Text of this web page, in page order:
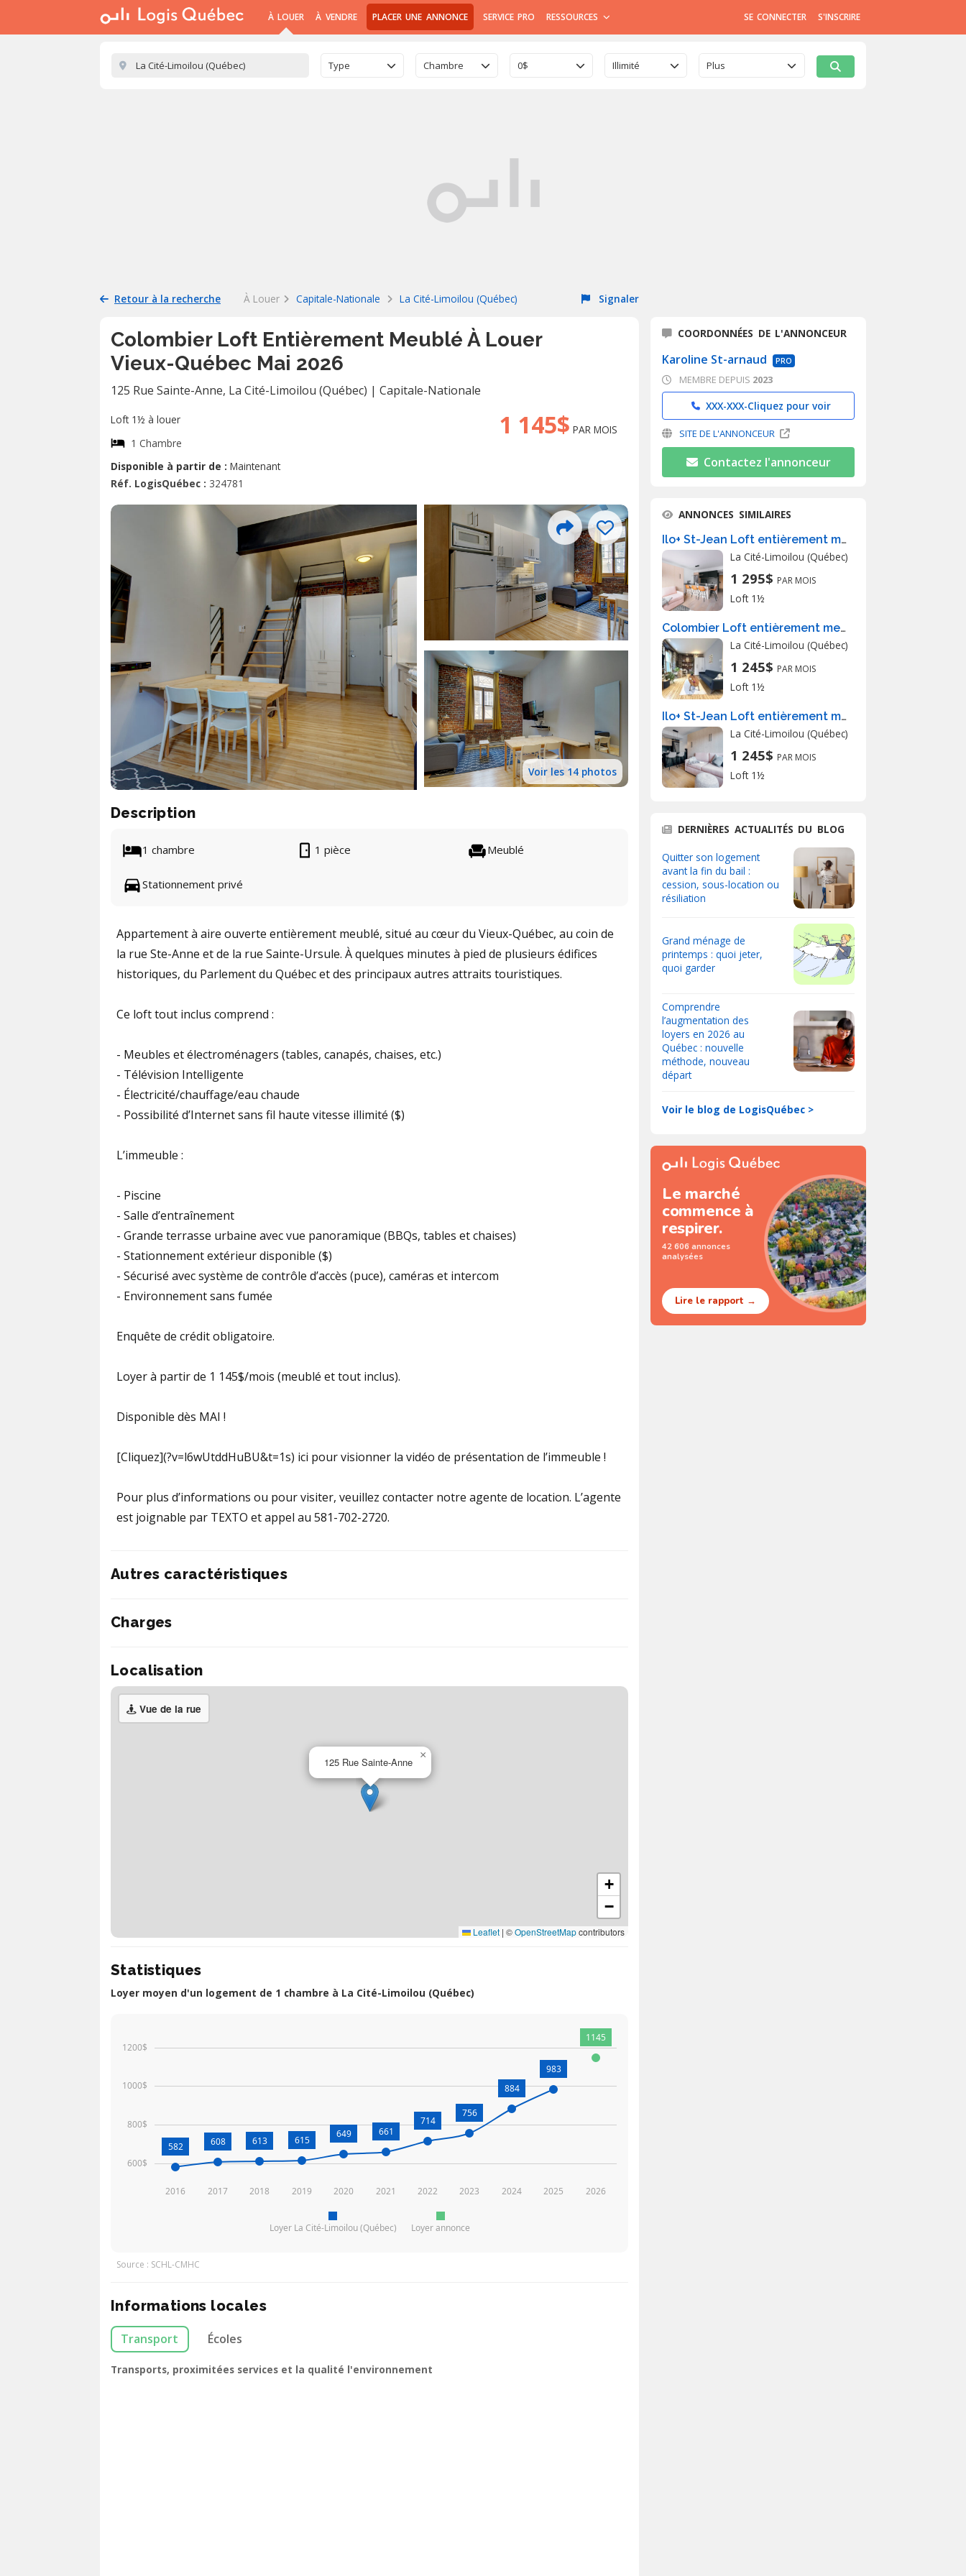
À LOUER À VENDRE PLACER UNE ANNONCE SERVICE PRO RESSOURCES SE CONNECTER S'INSCRIRE
Type Chambre 0$ Illimité Plus
Retour à la recherche À Louer Capitale-Nationale La Cité-Limoilou (Québec) Signaler
Colombier Loft Entièrement Meublé À Louer
Vieux-Québec Mai 2026
125 Rue Sainte-Anne, La Cité-Limoilou (Québec) | Capitale-Nationale
1 145$ PAR MOIS
Loft 1½ à louer
1 Chambre
Disponible à partir de : Maintenant
Réf. LogisQuébec : 324781
Voir les 14 photos
Description
1 chambre 1 pièce Meublé
Stationnement privé
Appartement à aire ouverte entièrement meublé, situé au cœur du Vieux-Québec, au coin de
la rue Ste-Anne et de la rue Sainte-Ursule. À quelques minutes à pied de plusieurs édifices
historiques, du Parlement du Québec et des principaux autres attraits touristiques.
Ce loft tout inclus comprend :
- Meubles et électroménagers (tables, canapés, chaises, etc.)
- Télévision Intelligente
- Électricité/chauffage/eau chaude
- Possibilité d’Internet sans fil haute vitesse illimité ($)
L’immeuble :
- Piscine
- Salle d’entraînement
- Grande terrasse urbaine avec vue panoramique (BBQs, tables et chaises)
- Stationnement extérieur disponible ($)
- Sécurisé avec système de contrôle d’accès (puce), caméras et intercom
- Environnement sans fumée
Enquête de crédit obligatoire.
Loyer à partir de 1 145$/mois (meublé et tout inclus).
Disponible dès MAI !
[Cliquez](?v=l6wUtddHuBU&t=1s) ici pour visionner la vidéo de présentation de l’immeuble !
Pour plus d’informations ou pour visiter, veuillez contacter notre agente de location. L’agente
est joignable par TEXTO et appel au 581-702-2720.
Autres caractéristiques
Charges
Localisation
Vue de la rue
125 Rue Sainte-Anne
×
+
−
Leaflet | ©OpenStreetMapcontributors
Statistiques
Loyer moyen d'un logement de 1 chambre à La Cité-Limoilou (Québec)
Loyer La Cité-Limoilou (Québec) Loyer annonce
2016 2017 2018 2019 2020 2021 2022 2023 2024 2025 2026
600$
800$
1000$
1200$
582 608 613 615
649 661
714
756
884
983
1145
Source : SCHL-CMHC
Informations locales
Transport Écoles
Transports, proximitées services et la qualité l'environnement
COORDONNÉES DE L'ANNONCEUR
Karoline St-arnaud PRO
MEMBRE DEPUIS 2023
XXX-XXX-Cliquez pour voir
SITE DE L'ANNONCEUR
Contactez l'annonceur
ANNONCES SIMILAIRES
Ilo+ St-Jean Loft entièrement meublé à louer Saint-Jean-Baptiste mars 2027
La Cité-Limoilou (Québec)
1 295$ PAR MOIS
Loft 1½
Colombier Loft entièrement meublé à louer Vieux-Québec juillet 2026
La Cité-Limoilou (Québec)
1 245$ PAR MOIS
Loft 1½
Ilo+ St-Jean Loft entièrement meublé à louer Saint-Jean-Baptiste mai 2026
La Cité-Limoilou (Québec)
1 245$ PAR MOIS
Loft 1½
DERNIÈRES ACTUALITÉS DU BLOG
Quitter son logement
avant la fin du bail :
cession, sous-location ou
résiliation
Grand ménage de
printemps : quoi jeter,
quoi garder
Comprendre
l’augmentation des
loyers en 2026 au
Québec : nouvelle
méthode, nouveau
départ
Voir le blog de LogisQuébec >
Le marché
commence à
respirer.
42 606 annonces
analysées
Lire le rapport →